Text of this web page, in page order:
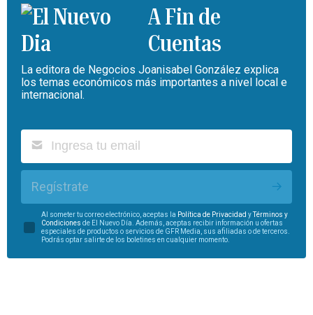
A Fin de
Cuentas
La editora de Negocios Joanisabel González explica
los temas económicos más importantes a nivel local e
internacional.
Regístrate
Al someter tu correo electrónico, aceptas la Política de Privacidad yTérminos y
Condiciones de El Nuevo Día. Además, aceptas recibir información u ofertas
especiales de productos o servicios de GFR Media, sus afiliadas o de terceros.
Podrás optar salirte de los boletines en cualquier momento.